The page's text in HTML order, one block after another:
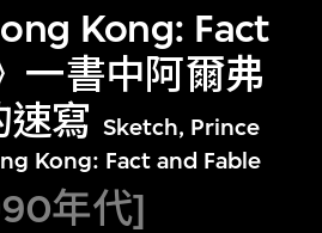
Kong: Fact
一書中阿爾弗
速寫 Sketch, Prince
Kong: Fact and Fable
年代]